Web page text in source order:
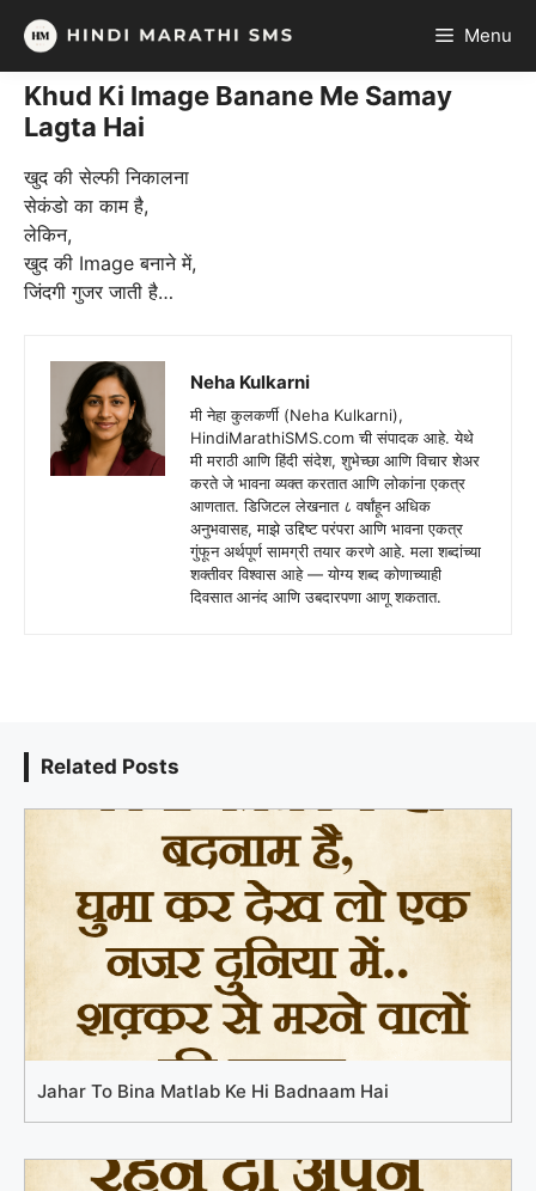
Skip
content
Menu
Khud Ki Image Banane Me Samay
Lagta Hai
खुद की सेल्फी निकालना
सेकंडो का काम है,
लेकिन,
खुद की Image बनाने में,
जिंदगी गुजर जाती है…
Neha Kulkarni
मी नेहा कुलकर्णी (Neha Kulkarni),
HindiMarathiSMS.com ची संपादक आहे. येथे
मी मराठी आणि हिंदी संदेश, शुभेच्छा आणि विचार शेअर
करते जे भावना व्यक्त करतात आणि लोकांना एकत्र
आणतात. डिजिटल लेखनात ८ वर्षांहून अधिक
अनुभवासह, माझे उद्दिष्ट परंपरा आणि भावना एकत्र
गुंफून अर्थपूर्ण सामग्री तयार करणे आहे. मला शब्दांच्या
शक्तीवर विश्वास आहे — योग्य शब्द कोणाच्याही
दिवसात आनंद आणि उबदारपणा आणू शकतात.
Related Posts
Jahar To Bina Matlab Ke Hi Badnaam Hai